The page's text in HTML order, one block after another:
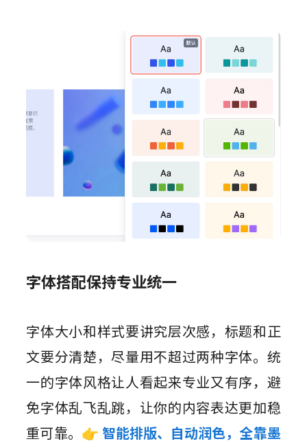
字体搭配保持专业统一
字体大小和样式要讲究层次感，标题和正
文要分清楚，尽量用不超过两种字体。统
一的字体风格让人看起来专业又有序，避
免字体乱飞乱跳，让你的内容表达更加稳
重可靠。 👉 智能排版、自动润色，全靠墨